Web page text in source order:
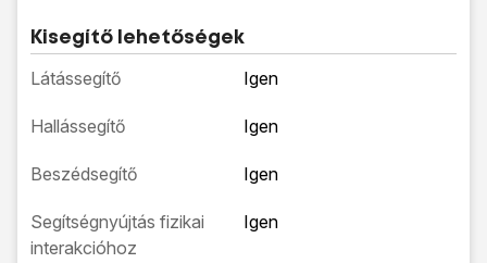
Kisegítő lehetőségek
Látássegítő Igen
Hallássegítő Igen
Beszédsegítő Igen
Segítségnyújtás fizikai
interakcióhoz
Igen